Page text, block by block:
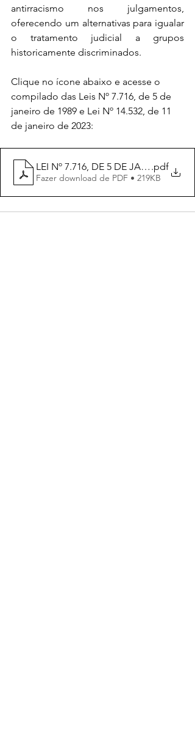
antirracismo nos julgamentos,
oferecendo um alternativas para igualar
o tratamento judicial a grupos
historicamente discriminados.
Clique no ícone abaixo e acesse o
compilado das Leis Nº 7.716, de 5 de
janeiro de 1989 e Lei Nº 14.532, de 11
de janeiro de 2023:
LEI Nº 7.716, DE 5 DE JANEIRO DE
.pdf
Fazer download de PDF • 219KB